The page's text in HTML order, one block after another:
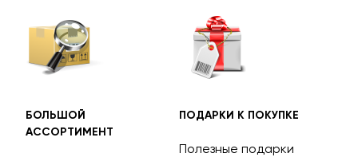
БОЛЬШОЙ
АССОРТИМЕНТ
ПОДАРКИ К ПОКУПКЕ
Полезные подарки